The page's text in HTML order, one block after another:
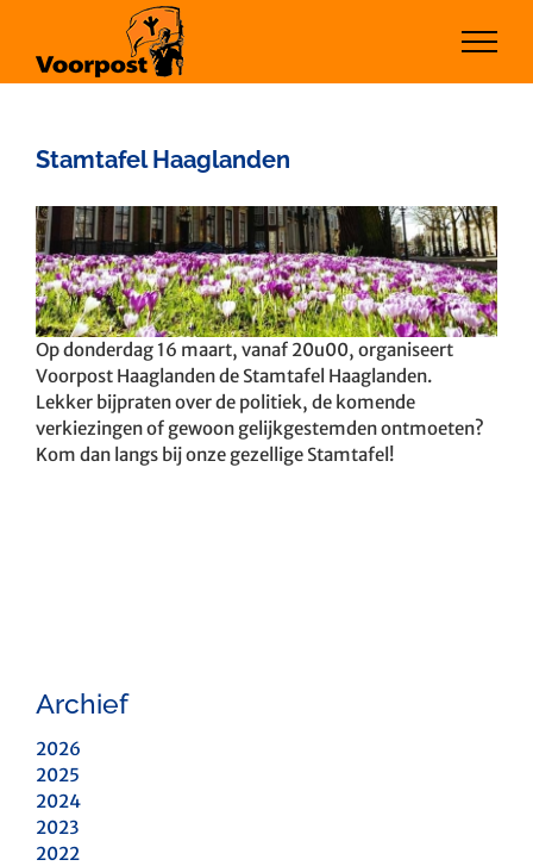
inhoud
Stamtafel Haaglanden
Bekijk
grotere
afbeelding
Op donderdag 16 maart, vanaf 20u00, organiseert
Voorpost Haaglanden de Stamtafel Haaglanden.
Lekker bijpraten over de politiek, de komende
verkiezingen of gewoon gelijkgestemden ontmoeten?
Kom dan langs bij onze gezellige Stamtafel!
Archief
2026
2025
2024
2023
2022